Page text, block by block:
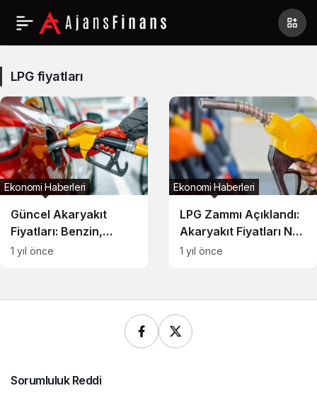
LPG
fiyatları
Haberleri
LPG fiyatları
Güncel Akaryakıt
Fiyatları: Benzin,
Motorin ve LPG’de Son
Ekonomi Haberleri
1 yıl önce
LPG Zammı Açıklandı:
Akaryakıt Fiyatları Ne
Kadar?
Ekonomi Haberleri
1 yıl önce
Sorumluluk Reddi